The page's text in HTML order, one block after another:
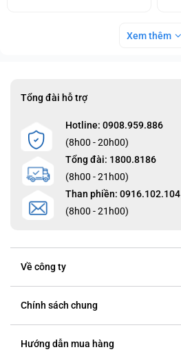
Xem thêm
Tổng đài hỗ trợ
Hotline: 0908.959.886
(8h00 - 20h00)
Tổng đài: 1800.8186
(8h00 - 21h00)
Than phiền: 0916.102.104
(8h00 - 21h00)
Về công ty
Chính sách chung
Hướng dẫn mua hàng